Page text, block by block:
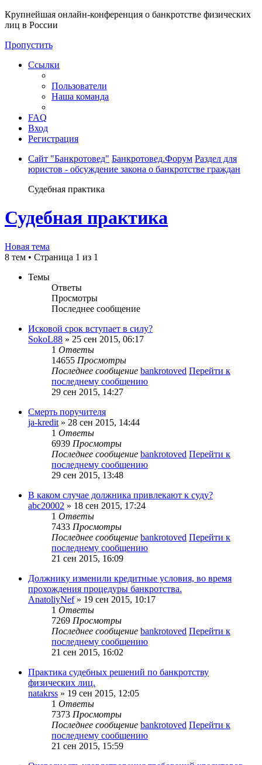
Крупнейшая онлайн-конференция о банкротстве физических
лиц в России
Пропустить
Ссылки
Пользователи
Наша команда
FAQ
Вход
Регистрация
Сайт "Банкротовед" Банкротовед.Форум Раздел для
юристов - обсуждение закона о банкротстве граждан
Судебная практика
Судебная практика
Новая тема
8 тем • Страница 1 из 1
Темы
Ответы
Просмотры
Последнее сообщение
Исковой срок вступает в силу?
SokoL88 » 25 сен 2015, 06:17
1 Ответы
14655 Просмотры
Последнее сообщение bankrotoved Перейти к
последнему сообщению
29 сен 2015, 14:27
Смерть поручителя
ja-kredit » 28 сен 2015, 14:44
1 Ответы
6939 Просмотры
Последнее сообщение bankrotoved Перейти к
последнему сообщению
29 сен 2015, 13:48
В каком случае должника привлекают к суду?
abc20002 » 18 сен 2015, 17:24
1 Ответы
7433 Просмотры
Последнее сообщение bankrotoved Перейти к
последнему сообщению
21 сен 2015, 16:09
Должнику изменили кредитные условия, во время
прохождения процедуры банкротства.
AnatoliyNef» 19 сен 2015, 10:17
1 Ответы
7269 Просмотры
Последнее сообщение bankrotoved Перейти к
последнему сообщению
21 сен 2015, 16:02
Практика судебных решений по банкротству
физических лиц.
natakrss » 19 сен 2015, 12:05
1 Ответы
7373 Просмотры
Последнее сообщение bankrotoved Перейти к
последнему сообщению
21 сен 2015, 15:59